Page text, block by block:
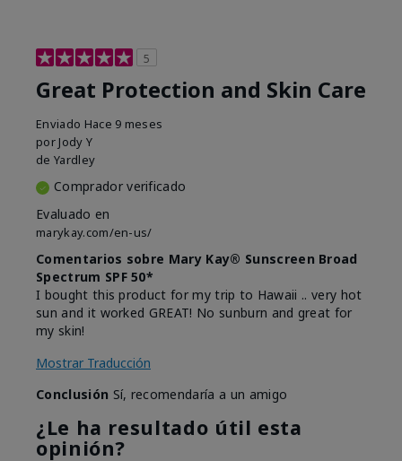
5
Great Protection and Skin Care
Enviado Hace 9 meses
por Jody Y
de Yardley
Comprador verificado
Evaluado en
marykay.com/en-us/
Comentarios sobre Mary Kay® Sunscreen Broad
Spectrum SPF 50*
I bought this product for my trip to Hawaii .. very hot
sun and it worked GREAT! No sunburn and great for
my skin!
Mostrar Traducción
Conclusión Sí, recomendaría a un amigo
¿Le ha resultado útil esta
opinión?